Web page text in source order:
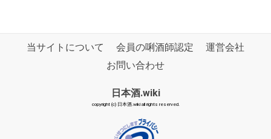
当サイトについて 会員の唎酒師認定
運営会社
お問い合わせ
日本酒.wiki
copyright (c) 日本酒.wiki all rights reserved.